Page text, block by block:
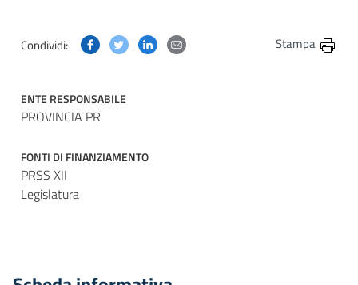
Condividi: Condividi questa pagina su Facebook
Condividi questa pagina su Twitter
Condividi questa pagina su Linkedin
Condividi questa pagina via
Stampa
ENTE RESPONSABILE
PROVINCIA PR
FONTI DI FINANZIAMENTO
PRSS XII
Legislatura